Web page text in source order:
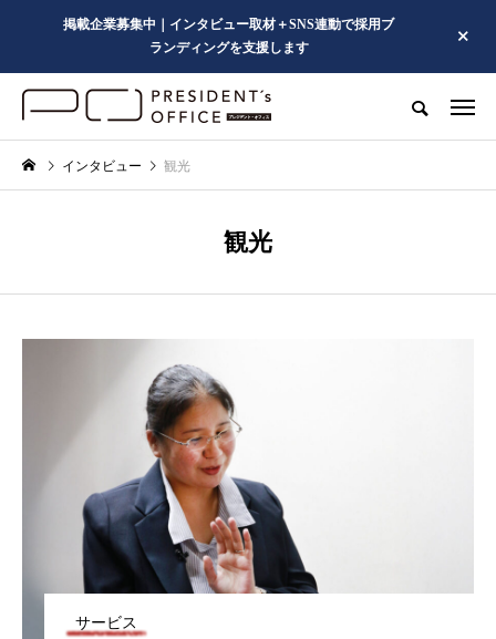
掲載企業募集中｜インタビュー取材＋SNS連動で採用ブ
ランディングを支援します
インタビュー 観光
観光
サービス